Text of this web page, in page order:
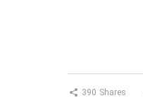
390 Shares